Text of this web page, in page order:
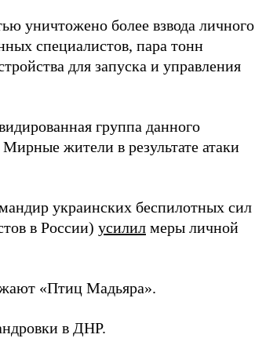
уничтожено более взвода личного
специалистов, пара тонн
для запуска и управления
группа данного
жители в результате атаки
украинских беспилотных сил
в России) усилил меры личной
«Птиц Мадьяра».
в ДНР.